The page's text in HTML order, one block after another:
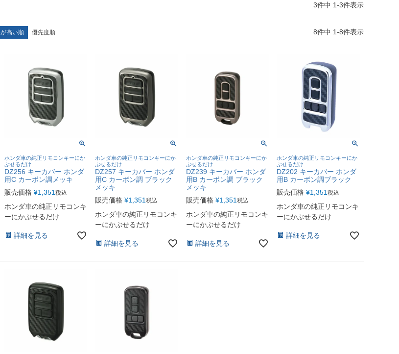
3件中 1-3件表示
高い順 優先度順 8件中 1-8件表示
ホンダ車の純正リモコンキーにか
ぶせるだけ
DZ256 キーカバー ホンダ
用C カーボン調メッキ
販売価格 ¥1,351 税込
ホンダ車の純正リモコンキ
ーにかぶせるだけ
詳細を見る
ホンダ車の純正リモコンキーにか
ぶせるだけ
DZ257 キーカバー ホンダ
用C カーボン調 ブラック
メッキ
販売価格 ¥1,351税込
ホンダ車の純正リモコンキ
ーにかぶせるだけ
詳細を見る
ホンダ車の純正リモコンキーにか
ぶせるだけ
DZ239 キーカバー ホンダ
用B カーボン調 ブラック
メッキ
販売価格 ¥1,351 税込
ホンダ車の純正リモコンキ
ーにかぶせるだけ
詳細を見る
ホンダ車の純正リモコンキーにか
ぶせるだけ
DZ202 キーカバー ホンダ
用B カーボン調ブラック
販売価格 ¥1,351税込
ホンダ車の純正リモコンキ
ーにかぶせるだけ
詳細を見る